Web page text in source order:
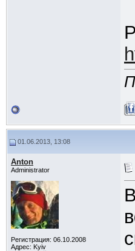
01.06.2013, 13:08
Anton
Administrator
Регистрация: 06.10.2008
Адрес: Kyiv